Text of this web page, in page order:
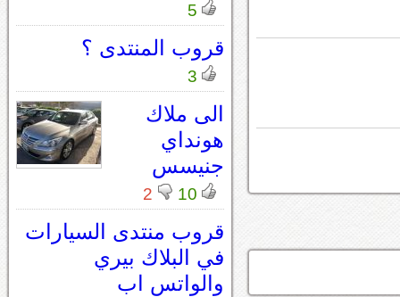
5
قروب المنتدى ؟
3
الى ملاك
هونداي
جنيسس
10
2
قروب منتدى السيارات
في البلاك بيري
والواتس اب